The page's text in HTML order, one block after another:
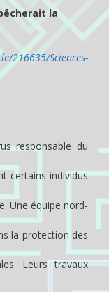
la
216635/Sciences-
responsable du
certains individus
Une équipe nord-
la protection des
Leurs travaux